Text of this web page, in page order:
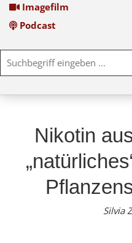
Imagefilm
Podcast
Nikotin
Silvia